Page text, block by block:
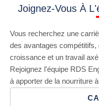
Joignez-Vous À
Vous recherchez une
des avantages compétitifs,
croissance et un travail
Rejoignez l'équipe RDS
à apporter de la nourriture